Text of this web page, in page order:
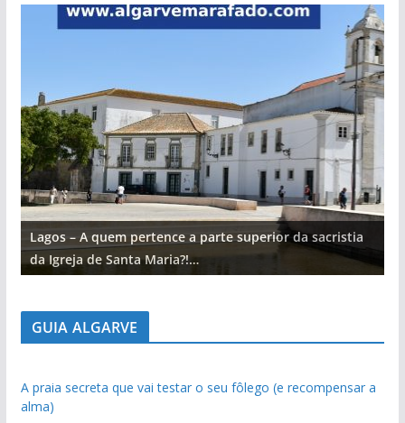
Lagos – A quem pertence a parte superior da sacristia
da Igreja de Santa Maria?!…
GUIA ALGARVE
A praia secreta que vai testar o seu fôlego (e recompensar a
alma)